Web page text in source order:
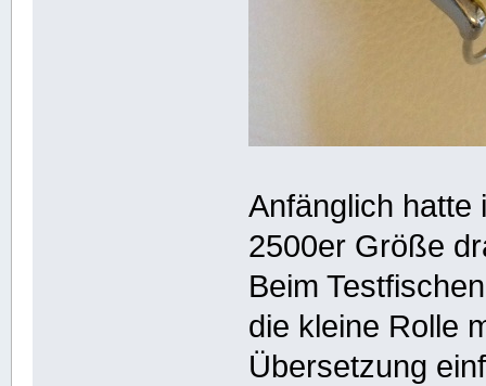
Anfänglich hatte
2500er Größe
Beim
die kleine Rolle
Übersetzung